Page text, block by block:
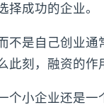
择成功的企业。
不是自己创业通
此刻，融资的作
个小企业还是一